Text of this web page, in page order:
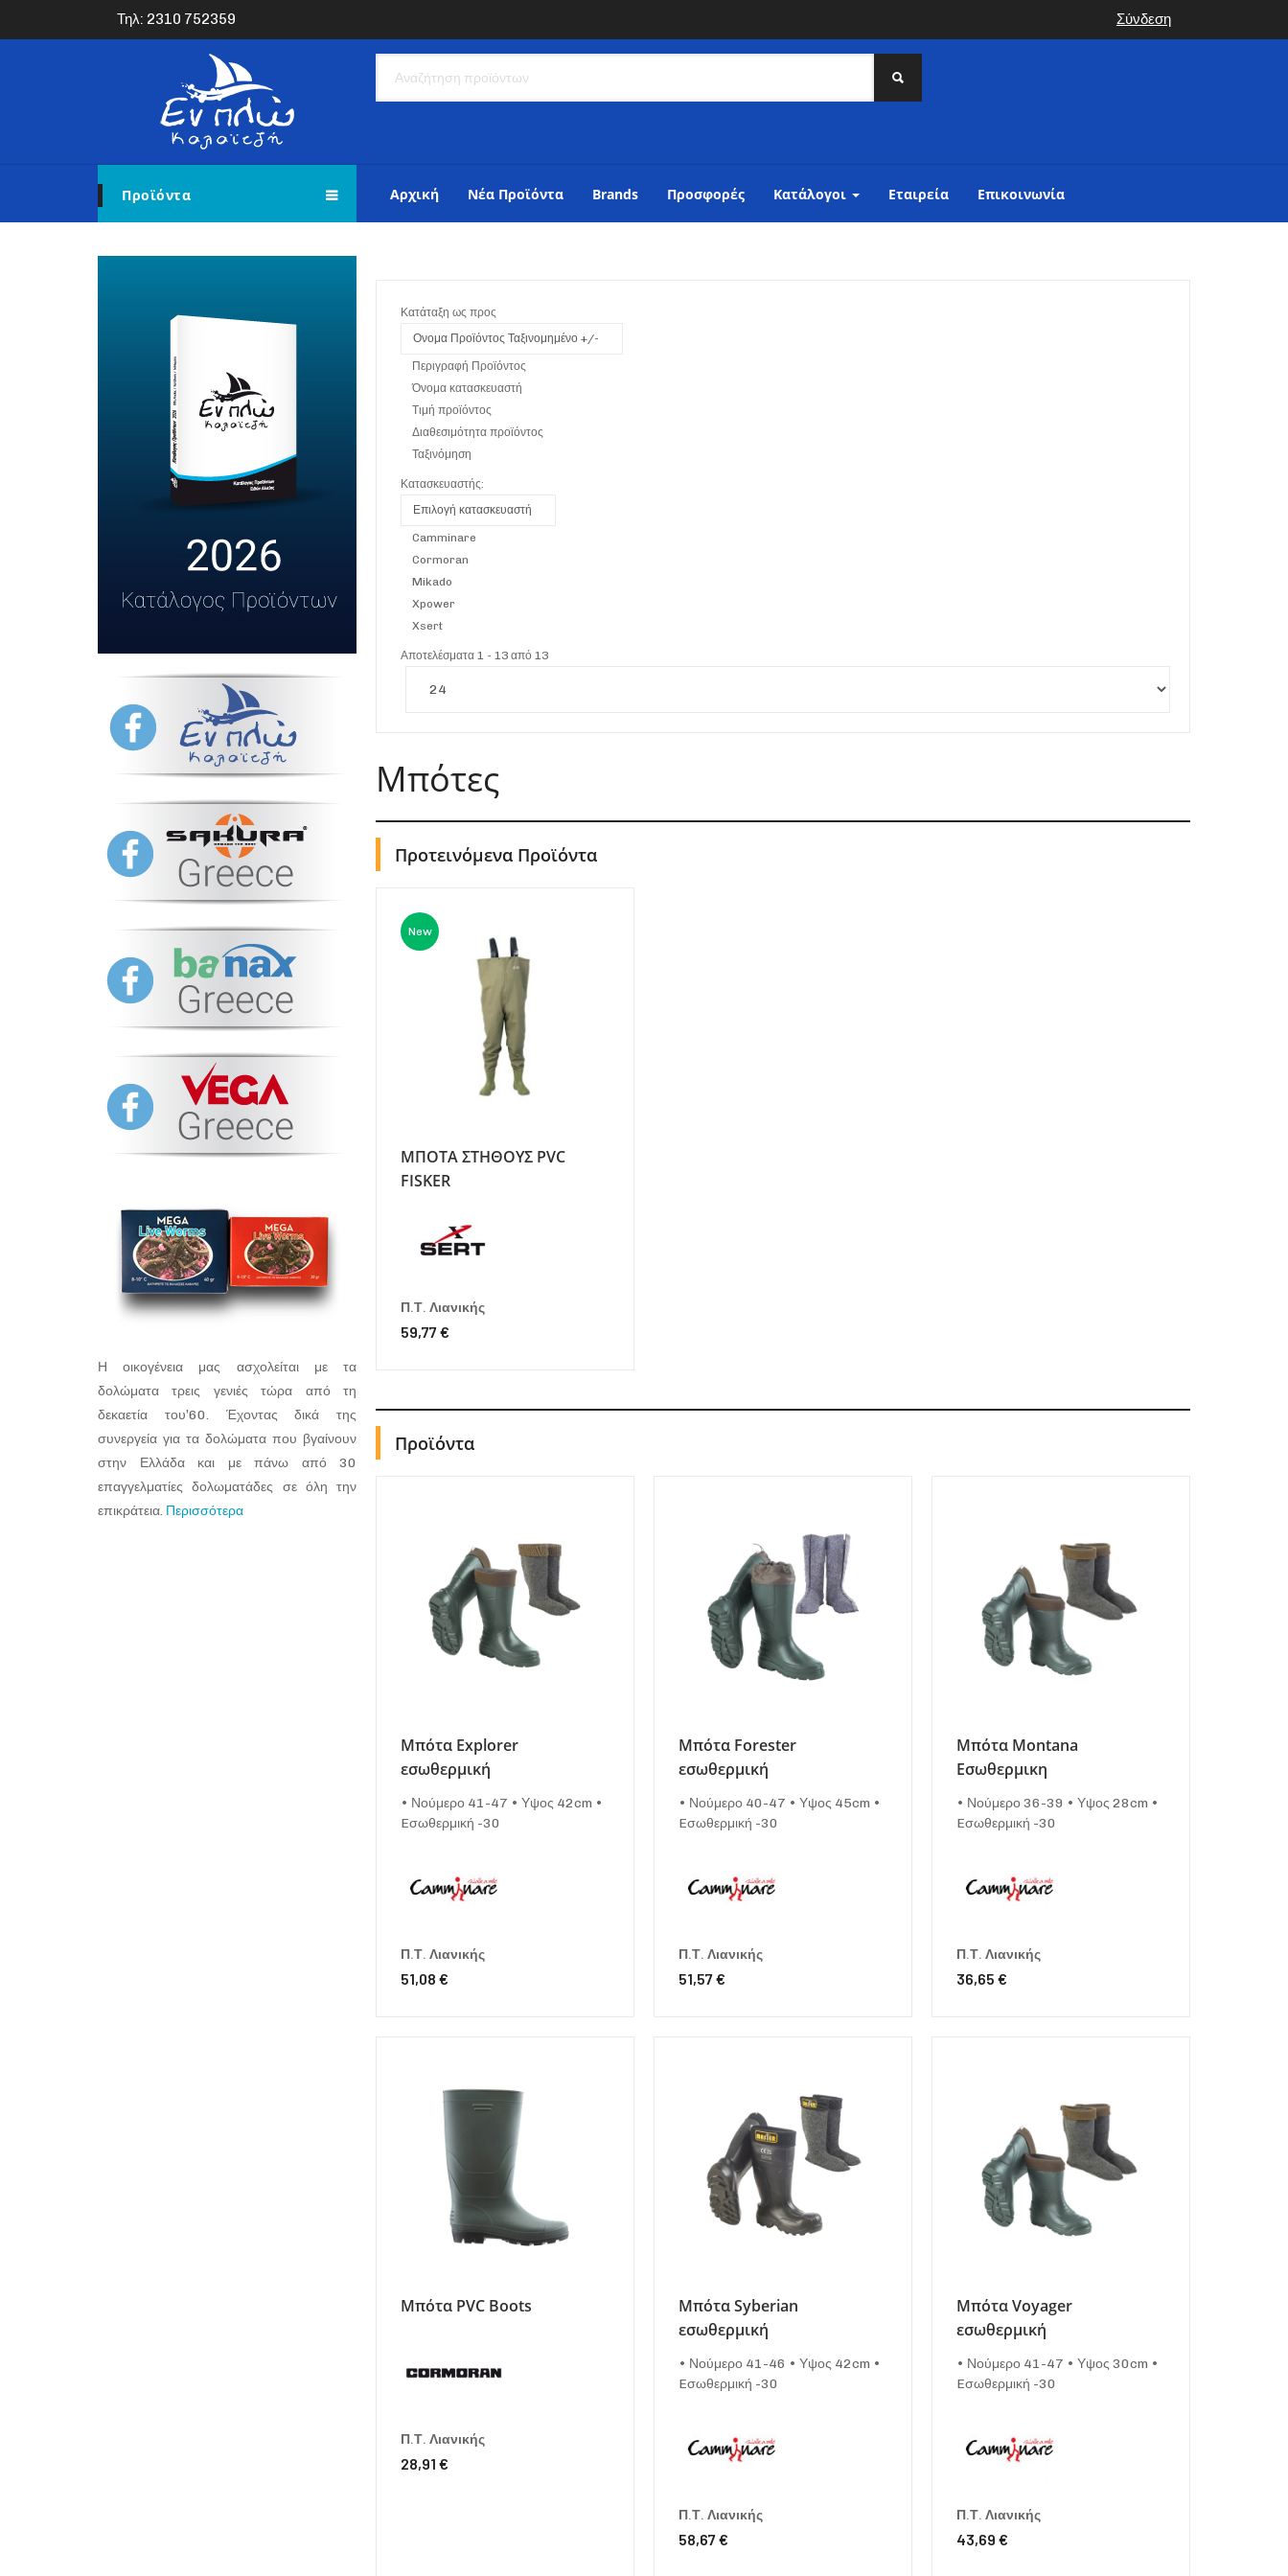
Τηλ: 2310 752359 Σύνδεση
Προϊόντα Αρχική Νέα Προϊόντα Brands Προσφορές Κατάλογοι Εταιρεία Επικοινωνία
Κατάταξη ως προς
Ονομα Προϊόντος Ταξινομημένο +/-
Περιγραφή Προϊόντος
Όνομα κατασκευαστή
Τιμή προϊόντος
Διαθεσιμότητα προϊόντος
Ταξινόμηση
Κατασκευαστής:
Επιλογή κατασκευαστή
Camminare
Cormoran
Mikado
Xpower
Xsert
Αποτελέσματα 1 - 13 από 13
Μπότες
Προτεινόμενα Προϊόντα
New
ΜΠΟΤΑ ΣΤΗΘΟΥΣ PVC
FISKER
Π.Τ. Λιανικής
59,77 €
Προϊόντα
Μπότα Explorer
εσωθερμική
• Νούμερο 41-47 • Υψος 42cm •
Eσωθερμική -30
Π.Τ. Λιανικής
51,08 €
Μπότα Forester
εσωθερμική
• Νούμερο 40-47 • Υψος 45cm •
Eσωθερμική -30
Π.Τ. Λιανικής
51,57 €
Μπότα Montana
Εσωθερμικη
• Νούμερο 36-39 • Υψος 28cm •
Eσωθερμική -30
Π.Τ. Λιανικής
36,65 €
Μπότα PVC Boots
Π.Τ. Λιανικής
28,91 €
Μπότα Syberian
εσωθερμική
• Νούμερο 41-46 • Υψος 42cm •
Eσωθερμική -30
Π.Τ. Λιανικής
58,67 €
Μπότα Voyager
εσωθερμική
• Νούμερο 41-47 • Υψος 30cm •
Eσωθερμική -30
Π.Τ. Λιανικής
43,69 €
Η οικογένεια μας ασχολείται με τα
δολώματα τρεις γενιές τώρα από τη
δεκαετία του’60. Έχοντας δικά της
συνεργεία για τα δολώματα που βγαίνουν
στην Ελλάδα και με πάνω από 30
επαγγελματίες δολωματάδες σε όλη την
επικράτεια. Περισσότερα